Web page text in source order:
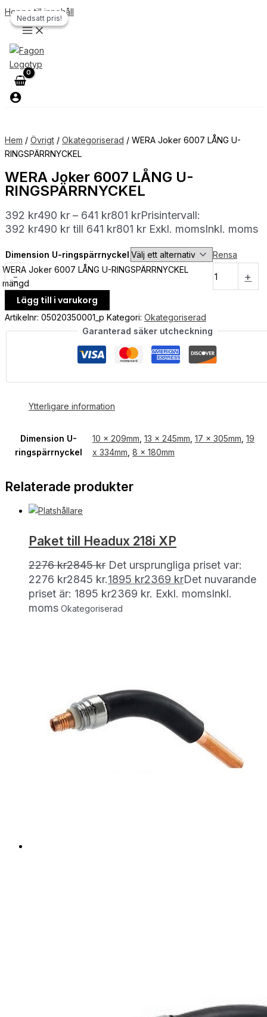
Hoppa till innehåll
Hem / Övrigt / Okategoriserad / WERA Joker 6007 LÅNG U-
RINGSPÄRRNYCKEL
WERA Joker 6007 LÅNG U-
RINGSPÄRRNYCKEL
392 kr490 kr – 641 kr801 krPrisintervall:
392 kr490 kr till 641 kr801 kr Exkl. momsInkl. moms
Dimension U-ringspärrnyckel Rensa
-
WERA Joker 6007 LÅNG U-RINGSPÄRRNYCKEL
mängd
+
Lägg till i varukorg
Artikelnr: 05020350001_p Kategori: Okategoriserad
Garanterad säker utcheckning
Ytterligare information
Dimension U-
ringspärrnyckel
10 x 209mm 13 x 245mm 17 x 305mm 19
x 334mm 8 x 180mm
Relaterade produkter
Nedsatt pris!
Nedsatt pris!
Paket till Headux 218i XP
2276kr2845kr Det ursprungliga priset var:
2276 kr2845 kr.1895 kr2369 krDet nuvarande
priset är: 1895 kr2369 kr. Exkl. momsInkl.
moms Okategoriserad